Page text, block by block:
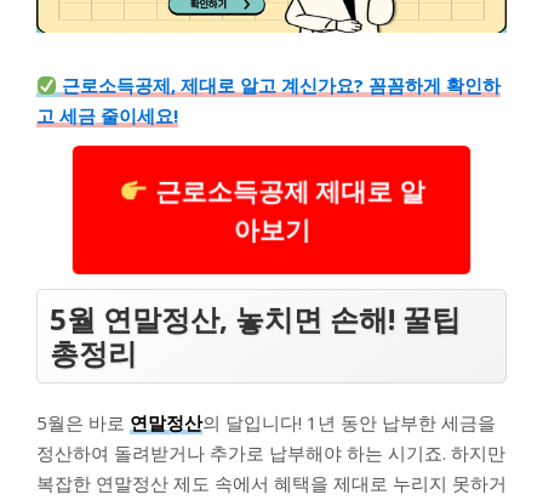
근로소득공제, 제대로 알고 계신가요? 꼼꼼하게 확인하
고 세금 줄이세요!
근로소득공제 제대로 알
아보기
5월 연말정산, 놓치면 손해! 꿀팁
총정리
5월은 바로 연말정산의 달입니다! 1년 동안 납부한 세금을
정산하여 돌려받거나 추가로 납부해야 하는 시기죠. 하지만
복잡한 연말정산 제도 속에서 혜택을 제대로 누리지 못하거